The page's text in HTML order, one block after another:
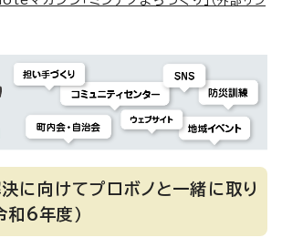
に向けてプロボノと一緒に取り
和6年度）